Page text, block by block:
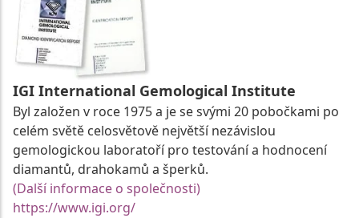
IGI International Gemological Institute
Byl založen v roce 1975 a je se svými 20 pobočkami po
celém světě celosvětově největší nezávislou
gemologickou laboratoří pro testování a hodnocení
diamantů, drahokamů a šperků.
(Další informace o společnosti)
https://www.igi.org/